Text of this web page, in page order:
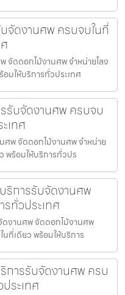
จัดงานศพ ครบจบในที่
จัดดอกไม้งานศพ จำหน่ายโลง
มให้บริการทั่วประเทศ
รับจัดงานศพ ครบจบ
เทศ
ศพ จัดดอกไม้งานศพ จำหน่าย
พร้อมให้บริการทั่วปร
ริการรับจัดงานศพ
ทั่วประเทศ
ดงานศพ จัดดอกไม้งานศพ
ที่เดียว พร้อมให้บริการ
ารรับจัดงานศพ ครบ
ระเทศ